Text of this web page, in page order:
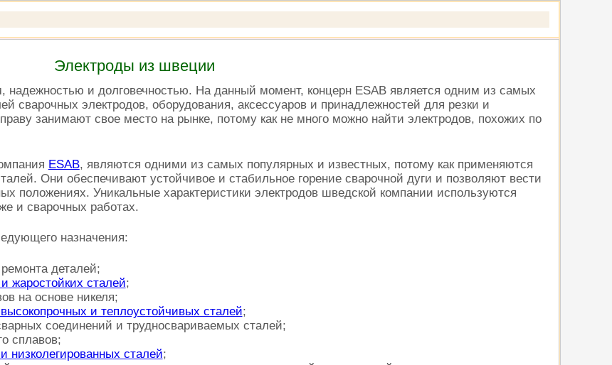
Электроды из швеции
надежностью и долговечностью. На данный момент, концерн ESAB является одним из самых
сварочных электродов, оборудования, аксессуаров и принадлежностей для резки и
занимают свое место на рынке, потому как не много можно найти электродов, похожих по
ЕSAB, являются одними из самых популярных и известных, потому как применяются
Они обеспечивают устойчивое и стабильное горение сварочной дуги и позволяют вести
положениях. Уникальные характеристики электродов шведской компании используются
и сварочных работах.
назначения:
деталей;
жаростойких сталей;
на основе никеля;
и теплоустойчивых сталей;
соединений и трудносвариваемых сталей;
сплавов;
низколегированных сталей;